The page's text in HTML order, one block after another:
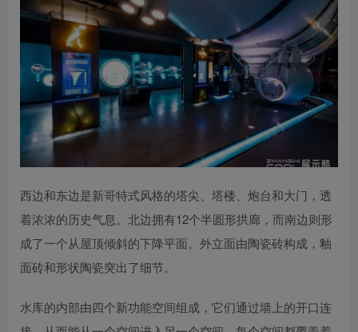
西边和东边是新哥特式风格的塔尖、塔楼、炮台和大门，透
着浓浓的历史气息。北边拥有12个半圆形拱廊，而南边则形
成了一个从屋顶倾斜的下降平面。外立面由陶瓷砖构成，釉
面砖和形状陶瓷突出了细节。
水库的内部由四个新功能空间组成，它们通过墙上的开口连